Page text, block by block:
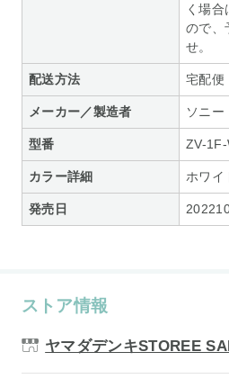
く場
ので、
せ。
配送方法 宅配便
メーカー／製造者 ソニー
型番 ZV-1F-
カラー詳細 ホワイ
発売日
ストア情報
ヤマダデンキSTOREE